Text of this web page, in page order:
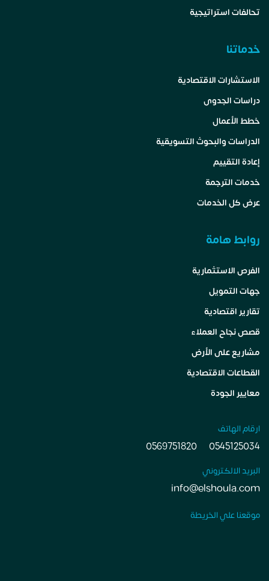
تحالفات استراتيجية
خدماتنا
الاستشارات الاقتصادية
دراسات الجدوى
خطط الأعمال
الدراسات والبحوث التسويقية
إعادة التقييم
خدمات الترجمة
عرض كل الخدمات
روابط هامة
الفرص الاستثمارية
جهات التمويل
تقارير اقتصادية
قصص نجاح العملاء
مشاريع على الأرض
القطاعات الاقتصادية
معايير الجودة
ارقام الهاتف
0545125034
0569751820
البريد الالكتروني
info@elshoula.com
موقعنا علي الخريطة